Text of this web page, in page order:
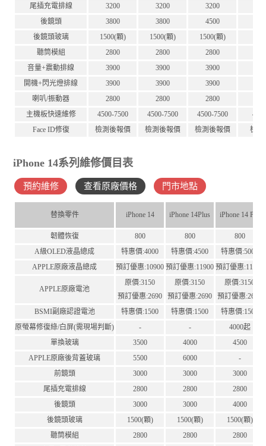
尾插充電排線
3200 3200 3200
後鏡頭
3800 3800 4500
後鏡頭玻璃
1500(顆) 1500(顆) 1500(顆)
聽筒模組
2800 2800 2800
音量+震動排線
3900 3900 3900
開機+閃光燈排線
3900 3900 3900
喇叭/振動器
2800 2800 2800
主機板快速維修
4500-7500 4500-7500 4500-7500
Face ID修復
檢測後報價 檢測後報價 檢測後報價 檢測
iPhone 14系列維修價目表
預約維修 查看原廠價格 門市地點
替換零件 iPhone 14 iPhone 14Plus iPhone 14 Pro
韌體恢復 800 800
800
A級OLED液晶總成
特惠價:4000 特惠價:4500
特惠價:5000
APPLE原廠液晶總成
預訂優惠:10900 預訂優惠:11900 預訂優惠:11900
APPLE原廠電池
原價:3150
預訂優惠:2690
原價:3150
預訂優惠:2690
原價:3150
預訂優惠:2690
BSMI副廠認證電池
特惠價:1500 特惠價:1500
特惠價:1500
原螢幕修復綠/白屏(需現場判斷)
- -
4000起
單換玻璃
3500 4000
4500
APPLE原廠後背蓋玻璃
5500 6000
-
前鏡頭
3000 3000
3000
尾插充電排線
2800 2800
2800
後鏡頭
3000 3000
4000
後鏡頭玻璃
1500(顆) 1500(顆)
1500(顆)
聽筒模組
2800 2800
2800